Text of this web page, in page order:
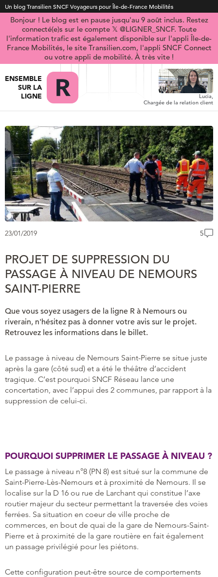
Un blog Transilien SNCF Voyageurs pour Île-de-France Mobilités
Bonjour ! Le blog est en pause jusqu'au 9 août inclus. Restez
connecté(e)s sur le compte 𝕏 @LIGNER_SNCF. Toute
l'information trafic est également disponible sur l'appli Île-de-
France Mobilités, le site Transilien.com, l'appli SNCF Connect
ou votre appli de mobilité. À très vite !
ENSEMBLE
SUR LA
LIGNE
Lucia,
Chargée de la relation client
23/01/2019 5
PROJET DE SUPPRESSION DU
PASSAGE À NIVEAU DE NEMOURS
SAINT-PIERRE
Que vous soyez usagers de la ligne R à Nemours ou
riverain, n'hésitez pas à donner votre avis sur le projet.
Retrouvez les informations dans le billet.
Le passage à niveau de Nemours Saint-Pierre se situe juste
après la gare (côté sud) et a été le théâtre d’accident
tragique. C’est pourquoi SNCF Réseau lance une
concertation, avec l’appui des 2 communes, par rapport à la
suppression de celui-ci.
POURQUOI SUPPRIMER LE PASSAGE À NIVEAU ?
Le passage à niveau n°8 (PN 8) est situé sur la commune de
Saint-Pierre-Lès-Nemours et à proximité de Nemours. Il se
localise sur la D 16 ou rue de Larchant qui constitue l’axe
routier majeur du secteur permettant la traversée des voies
ferrées. Sa situation en coeur de ville proche de
commerces, en bout de quai de la gare de Nemours-Saint-
Pierre et à proximité de la gare routière en fait également
un passage privilégié pour les piétons.
Cette configuration peut-être source de comportements